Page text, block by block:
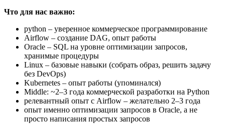
Что для нас важно:
python – уверенное коммерческое программирование
Airflow – создание DAG, опыт работы
Oracle – SQL на уровне оптимизации запросов,
хранимые процедуры
Linux – базовые навыки (собрать образ, решить задачу
без DevOps)
Kubernetes – опыт работы (упоминался)
Middle: ~2–3 года коммерческой разработки на Python
релевантный опыт с Airflow – желательно 2–3 года
опыт именно оптимизации запросов в Oracle, а не
просто написания простых запросов